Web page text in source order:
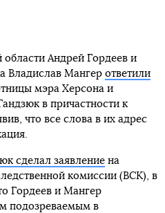
области Андрей Гордеев и
Владислав Мангер ответили
мэра Херсона и
в причастности к
что все слова в их адрес
сделал заявлениена
комиссии (ВСК), в
Гордеев и Мангер
подозреваемым в